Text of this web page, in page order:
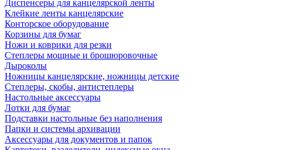
Диспенсеры для канцелярской ленты
Клейкие ленты канцелярские
Конторское оборудование
Корзины для бумаг
Ножи и коврики для резки
Степлеры мощные и брошюровочные
Дыроколы
Ножницы канцелярские, ножницы детские
Степлеры, скобы, антистеплеры
Настольные аксессуары
Лотки для бумаг
Подставки настольные без наполнения
Папки и системы архивации
Аксессуары для документов и папок